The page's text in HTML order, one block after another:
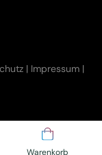
Warenkorb
| Impressum |